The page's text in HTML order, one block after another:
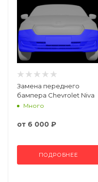
Замена переднего
бампера Chevrolet Niva
Много
от 6 000 ₽
ПОДРОБНЕЕ